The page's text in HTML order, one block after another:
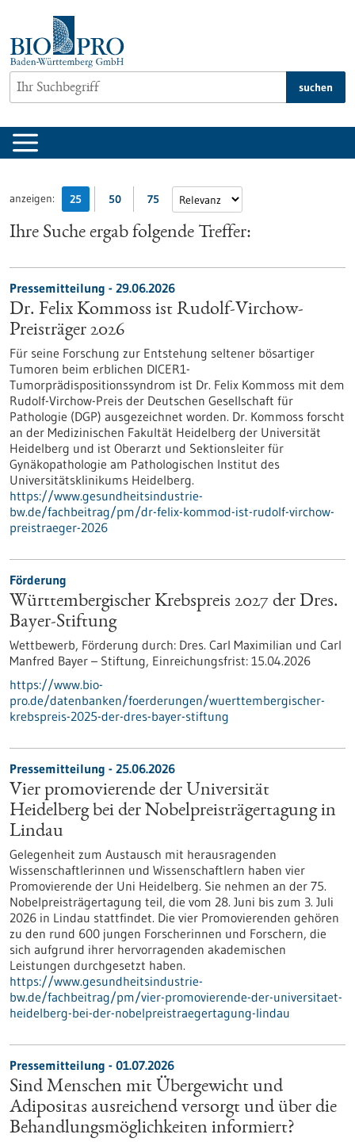
springen
suchen
anzeigen: 25 50 75
Ihre Suche ergab folgende Treffer:
Pressemitteilung - 29.06.2026
Dr. Felix Kommoss ist Rudolf-Virchow-
Preisträger 2026
Für seine Forschung zur Entstehung seltener bösartiger
Tumoren beim erblichen DICER1-
Tumorprädispositionssyndrom ist Dr. Felix Kommoss mit dem
Rudolf-Virchow-Preis der Deutschen Gesellschaft für
Pathologie (DGP) ausgezeichnet worden. Dr. Kommoss forscht
an der Medizinischen Fakultät Heidelberg der Universität
Heidelberg und ist Oberarzt und Sektionsleiter für
Gynäkopathologie am Pathologischen Institut des
Universitätsklinikums Heidelberg.
https://www.gesundheitsindustrie-
bw.de/fachbeitrag/pm/dr-felix-kommod-ist-rudolf-virchow-
preistraeger-2026
Förderung
Württembergischer Krebspreis 2027 der Dres.
Bayer-Stiftung
Wettbewerb, Förderung durch: Dres. Carl Maximilian und Carl
Manfred Bayer – Stiftung, Einreichungsfrist: 15.04.2026
https://www.bio-
pro.de/datenbanken/foerderungen/wuerttembergischer-
krebspreis-2025-der-dres-bayer-stiftung
Pressemitteilung - 25.06.2026
Vier promovierende der Universität
Heidelberg bei der Nobelpreisträgertagung in
Lindau
Gelegenheit zum Austausch mit herausragenden
Wissenschaftlerinnen und Wissenschaftlern haben vier
Promovierende der Uni Heidelberg. Sie nehmen an der 75.
Nobelpreisträgertagung teil, die vom 28. Juni bis zum 3. Juli
2026 in Lindau stattfindet. Die vier Promovierenden gehören
zu den rund 600 jungen Forscherinnen und Forschern, die
sich aufgrund ihrer hervorragenden akademischen
Leistungen durchgesetzt haben.
https://www.gesundheitsindustrie-
bw.de/fachbeitrag/pm/vier-promovierende-der-universitaet-
heidelberg-bei-der-nobelpreistraegertagung-lindau
Pressemitteilung - 01.07.2026
Sind Menschen mit Übergewicht und
Adipositas ausreichend versorgt und über die
Behandlungsmöglichkeiten informiert?